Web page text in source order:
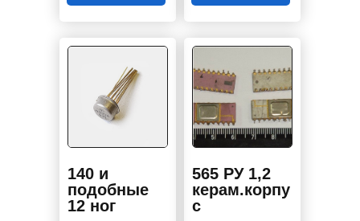
140 и
подобные
12 ног
565 РУ 1,2
керам.корпу
с